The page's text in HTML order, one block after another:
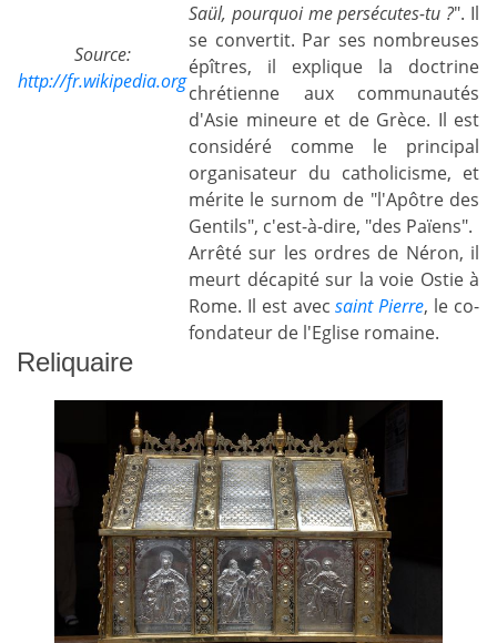
Source:
http://fr.wikipedia.org
Saül, pourquoi me persécutes-tu ?". Il
se convertit. Par ses nombreuses
épîtres, il explique la doctrine
chrétienne aux communautés
d'Asie mineure et de Grèce. Il est
considéré comme le principal
organisateur du catholicisme, et
mérite le surnom de "l'Apôtre des
Gentils", c'est-à-dire, "des Païens".
Arrêté sur les ordres de Néron, il
meurt décapité sur la voie Ostie à
Rome. Il est avecsaint Pierre, le co-
fondateur de l'Eglise romaine.
Reliquaire